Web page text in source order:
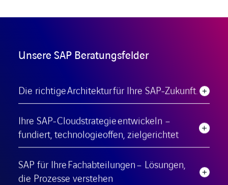
Unsere SAP Beratungsfelder
Die richtige Architektur für Ihre SAP-Zukunft.
Ihre SAP-Cloudstrategie entwickeln –
fundiert, technologieoffen, zielgerichtet
SAP für Ihre Fachabteilungen – Lösungen,
die Prozesse verstehen